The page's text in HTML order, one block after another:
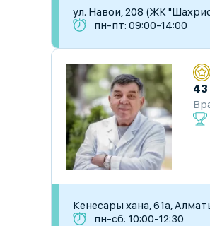
ул. Навои, 208 (ЖК
пн-пт: 09:00-14:00
43
Кенесары хана, 61а,
пн-сб: 10:00-12:30